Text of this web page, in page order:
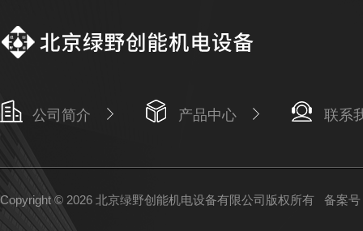
公司简介 产品中心 联系
Copyright © 2026 北京绿野创能机电设备有限公司版权所有 备案